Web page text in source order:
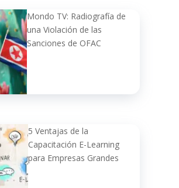
Mondo TV: Radiografía de
una Violación de las
Sanciones de OFAC
5 Ventajas de la
Capacitación E-Learning
para Empresas Grandes